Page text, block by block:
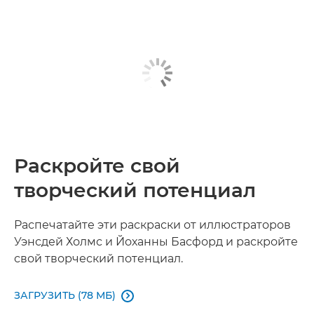
Раскройте свой
творческий потенциал
Распечатайте эти раскраски от иллюстраторов
Уэнсдей Холмс и Йоханны Басфорд и раскройте
свой творческий потенциал.
ЗАГРУЗИТЬ (78 МБ) 